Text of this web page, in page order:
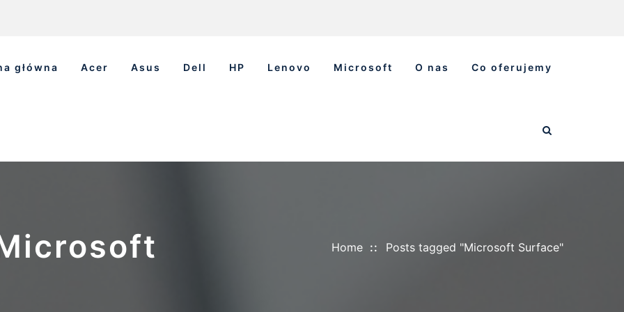
główna Acer Asus Dell HP Lenovo Microsoft O nas Co oferujemy
Home Posts tagged "Microsoft Surface"